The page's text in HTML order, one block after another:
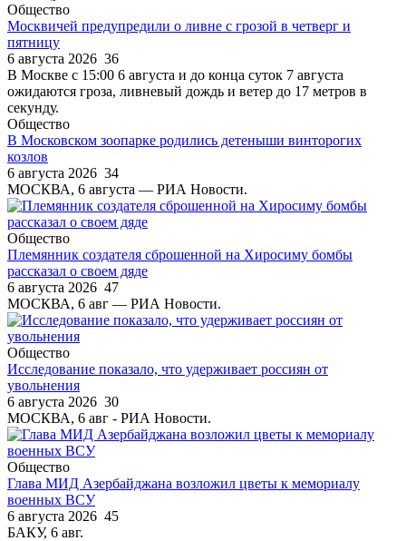
Общество
Москвичей предупредили о ливне с грозой в четверг и
пятницу
6 августа 2026 36
В Москве с 15:00 6 августа и до конца суток 7 августа
ожидаются гроза, ливневый дождь и ветер до 17 метров в
секунду.
Общество
В Московском зоопарке родились детеныши винторогих
козлов
6 августа 2026 34
МОСКВА, 6 августа — РИА Новости.
Общество
Племянник создателя сброшенной на Хиросиму бомбы
рассказал о своем дяде
6 августа 2026 47
МОСКВА, 6 авг — РИА Новости.
Общество
Исследование показало, что удерживает россиян от
увольнения
6 августа 2026 30
МОСКВА, 6 авг - РИА Новости.
Общество
Глава МИД Азербайджана возложил цветы к мемориалу
военных ВСУ
6 августа 2026 45
БАКУ, 6 авг.